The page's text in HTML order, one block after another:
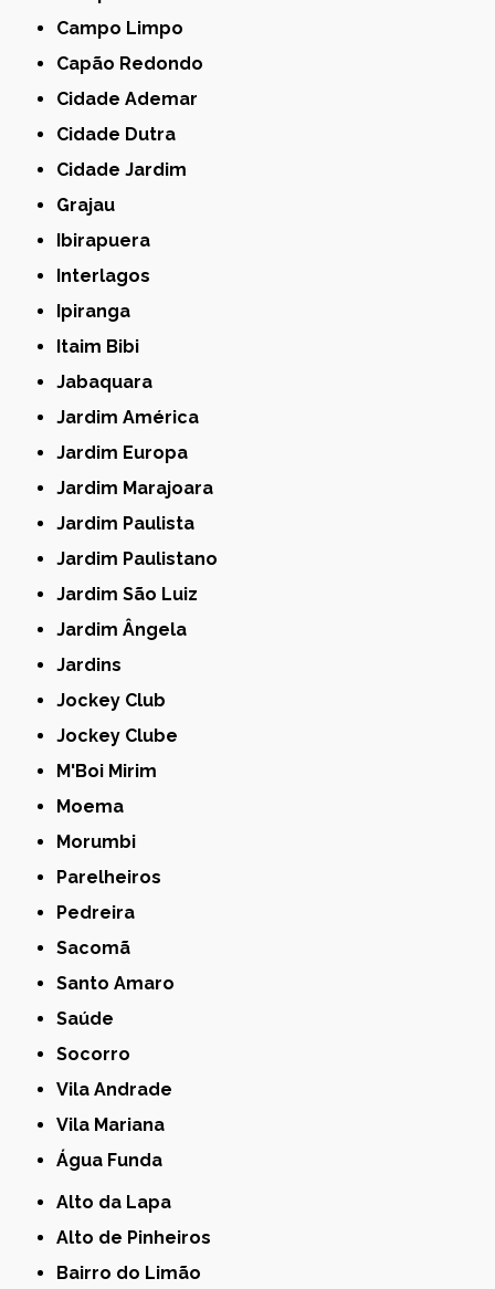
Campo Limpo
Capão Redondo
Cidade Ademar
Cidade Dutra
Cidade Jardim
Grajau
Ibirapuera
Interlagos
Ipiranga
Itaim Bibi
Jabaquara
Jardim América
Jardim Europa
Jardim Marajoara
Jardim Paulista
Jardim Paulistano
Jardim São Luiz
Jardim Ângela
Jardins
Jockey Club
Jockey Clube
M'Boi Mirim
Moema
Morumbi
Parelheiros
Pedreira
Sacomã
Santo Amaro
Saúde
Socorro
Vila Andrade
Vila Mariana
Água Funda
Alto da Lapa
Alto de Pinheiros
Bairro do Limão